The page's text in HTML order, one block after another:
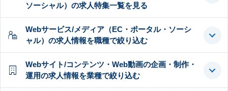
ソーシャル）の求人特集一覧を見る
Webサービス/メディア（EC・ポータル・ソーシ
ャル）の求人情報を職種で絞り込む
Webサイト/コンテンツ・Web動画の企画・制作・
運用の求人情報を業種で絞り込む